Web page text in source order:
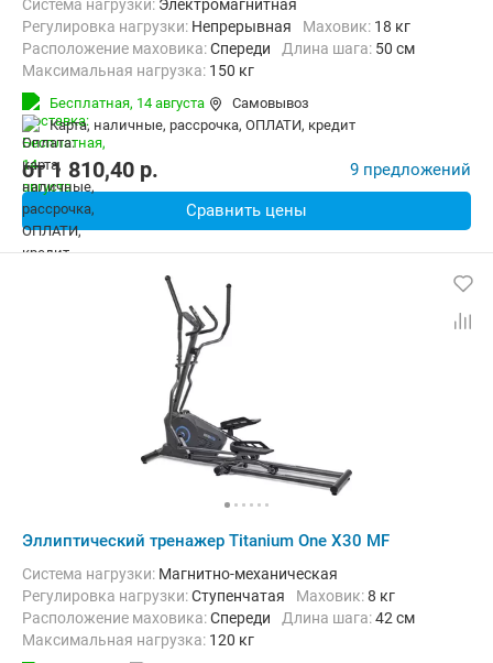
Система нагрузки: Электромагнитная
Регулировка нагрузки: Непрерывная Маховик: 18 кг
Расположение маховика:Спереди Длина шага: 50 см
Максимальная нагрузка: 150 кг
Бесплатная, 14 августа
Самовывоз
карта, наличные, рассрочка, ОПЛАТИ, кредит
от1 810,40 p. 9 предложений
Сравнить цены
Эллиптический тренажер Titanium One X30 MF
Система нагрузки: Магнитно-механическая
Регулировка нагрузки:Ступенчатая Маховик:8 кг
Расположение маховика:Спереди Длина шага:42 см
Максимальная нагрузка: 120 кг